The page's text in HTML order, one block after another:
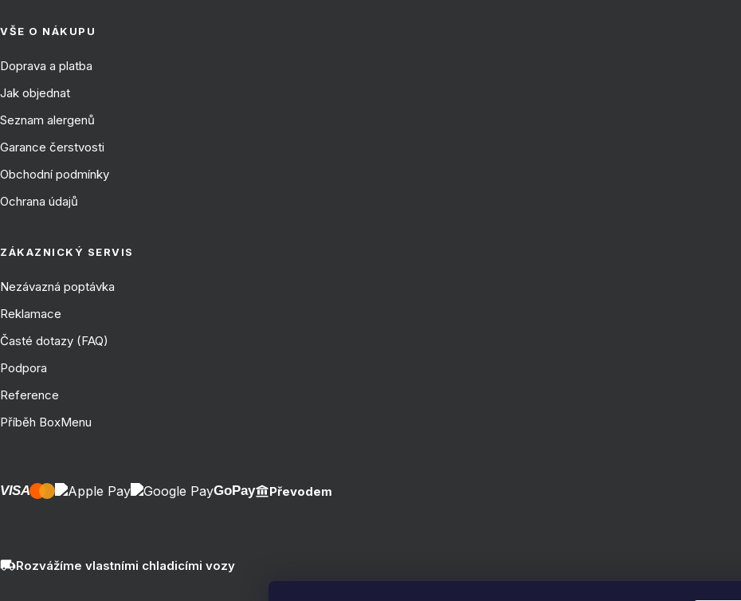
VŠE O NÁKUPU
Doprava a platba
Jak objednat
Seznam alergenů
Garance čerstvosti
Obchodní podmínky
Ochrana údajů
ZÁKAZNICKÝ SERVIS
Nezávazná poptávka
Reklamace
Časté dotazy (FAQ)
Podpora
Reference
Příběh BoxMenu
VISA GoPay Převodem
Rozvážíme vlastními chladicími vozy